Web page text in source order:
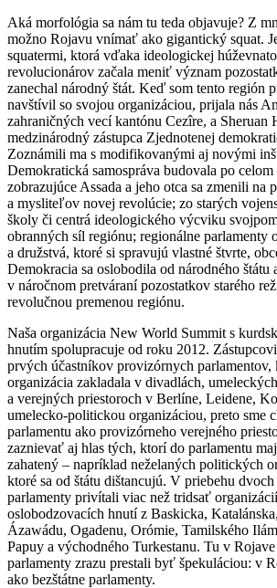
Aká morfológia sa nám tu teda objavuje? Z
možno Rojavu vnímať ako gigantický squat.
squatermi, ktorá vďaka ideologickej
revolucionárov začala meniť význam
zanechal národný štát. Keď som tento región
navštívil so svojou organizáciou, prijala nás
zahraničných vecí kantónu Cezîre, a Sheruan
medzinárodný zástupca Zjednotenej
Zoznámili ma s modifikovanými aj novými
Demokratická samospráva budovala po
zobrazujúce Assada a jeho otca sa zmenili na
a mysliteľov novej revolúcie; zo starých
školy či centrá ideologického výcviku
obranných síl regiónu; regionálne parlamenty
a družstvá, ktoré si spravujú vlastné štvrte,
Demokracia sa oslobodila od národného štátu
v náročnom pretváraní pozostatkov starého
revolučnou premenou regiónu.
Naša organizácia New World Summit s
hnutím spolupracuje od roku 2012.
prvých účastníkov provizórnych parlamentov,
organizácia zakladala v divadlách,
a verejných priestoroch v Berlíne, Leidene,
umelecko-politickou organizáciou, preto sme
parlamentu ako provizórneho verejného
zaznievať aj hlas tých, ktorí do parlamentu
zahatený – napríklad neželaných politických
ktoré sa od štátu dištancujú. V priebehu
parlamenty privítali viac než tridsať
oslobodzovacích hnutí z Baskicka,
Ázawádu, Ogadenu, Orómie, Tamilského
Papuy a východného Turkestanu. Tu v Rojave
parlamenty zrazu prestali byť špekuláciou: v
ako bezštátne parlamenty.